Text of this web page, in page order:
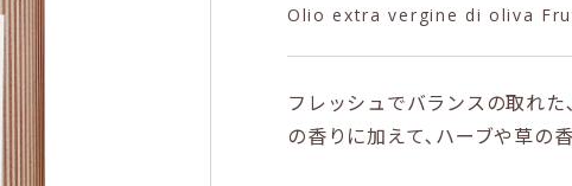
Olio extra vergine di oliva
フレッシュでバランスの取れ
の香りに加えて､ハーブや草の